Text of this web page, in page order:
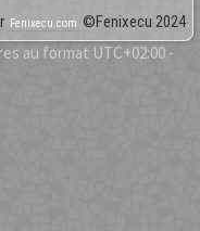
Fenixecu.com ©Fenixecu 2024
au format UTC+02:00 -